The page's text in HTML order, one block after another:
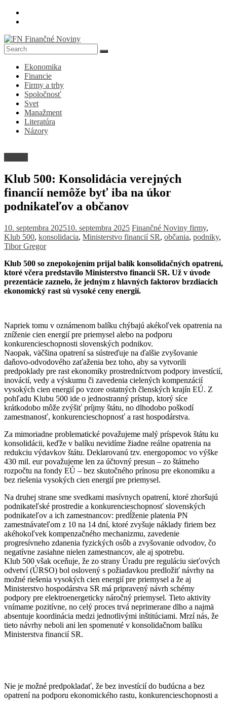
Skip
FN
Finančné
Noviny
Denník
ekonomike
spoločnosti
Ekonomika
Financie
Firmy a trhy
Spoločnosť
Svet
Manažment
Literatúra
Názory
Klub 500: Konsolidácia verejných
financií nemôže byť iba na úkor
podnikateľov a občanov
10. septembra 202510. septembra 2025 Finančné Noviny firmy,
Klub 500, konsolidacia, Ministerstvo financií SR, občania, podniky,
Tibor Gregor
Klub 500 so znepokojením prijal balík konsolidačných opatrení,
ktoré včera predstavilo Ministerstvo financií SR. Už v úvode
prezentácie zaznelo, že jedným z hlavných faktorov brzdiacich
ekonomický rast sú vysoké ceny energií.
Napriek tomu v oznámenom balíku chýbajú akékoľvek opatrenia na
zníženie cien energií pre priemysel alebo na podporu
konkurencieschopnosti slovenských podnikov.
Naopak, väčšina opatrení sa sústreďuje na ďalšie zvyšovanie
daňovo-odvodového zaťaženia bez toho, aby sa vytvorili
predpoklady pre rast ekonomiky prostredníctvom podpory investícií,
inovácií, vedy a výskumu či zavedenia cielených kompenzácií
vysokých cien energií po vzore ostatných členských krajín EÚ. Z
pohľadu Klubu 500 ide o jednostranný prístup, ktorý síce
krátkodobo môže zvýšiť príjmy štátu, no dlhodobo poškodí
zamestnanosť, konkurencieschopnosť a rast hospodárstva.
Za mimoriadne problematické považujeme malý príspevok štátu ku
konsolidácii, keďže v balíku nevidíme žiadne reálne opatrenia na
redukciu výdavkov štátu. Deklarovanú tzv. energopomoc vo výške
430 mil. eur považujeme len za účtovný presun – zo štátneho
rozpočtu na fondy EÚ – bez skutočného prínosu pre ekonomiku a
bez riešenia vysokých cien energií pre priemysel.
Na druhej strane sme svedkami masívnych opatrení, ktoré zhoršujú
podnikateľské prostredie a konkurencieschopnosť slovenských
podnikateľov a ich zamestnancov: predĺženie platenia PN
zamestnávateľom z 10 na 14 dní, ktoré zvyšuje náklady firiem bez
akéhokoľvek kompenzačného mechanizmu, zavedenie
progresívneho zdanenia fyzických osôb a zvyšovanie odvodov, čo
negatívne zasiahne nielen zamestnancov, ale aj spotrebu.
Klub 500 však oceňuje, že zo strany Úradu pre reguláciu sieťových
odvetví (ÚRSO) bol oslovený s požiadavkou predložiť návrhy na
možné riešenia vysokých cien energií pre priemysel a že aj
Ministerstvo hospodárstva SR má pripravený návrh schémy
podpory pre elektroenergeticky náročný priemysel. Tieto aktivity
vnímame pozitívne, no celý proces trvá neprimerane dlho a najmä
absentuje koordinácia medzi jednotlivými inštitúciami. Mrzí nás, že
tieto návrhy neboli ani len spomenuté v konsolidačnom balíku
Ministerstva financií SR.
Nie je možné predpokladať, že bez investícií do budúcna a bez
opatrení na podporu ekonomického rastu, konkurencieschopnosti a